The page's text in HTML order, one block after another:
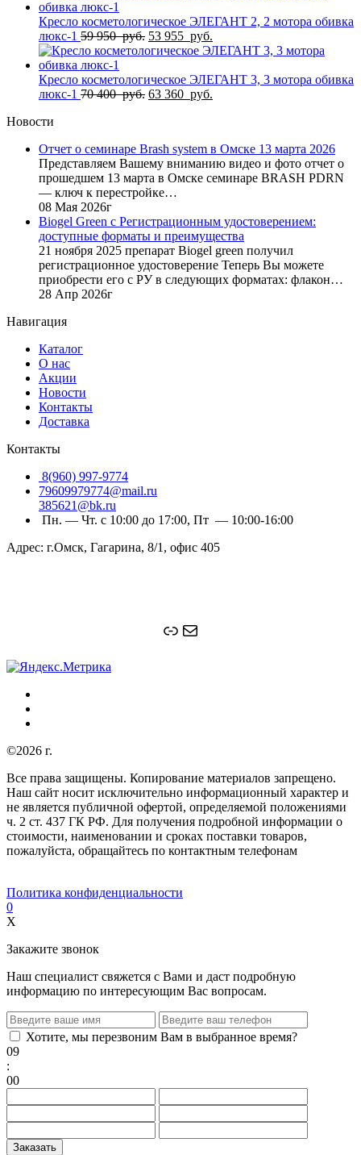
72
400
руб..
160
Кресло косметологическое ЭЛЕГАНТ 2, 2 мотора обивка
люкс-1 59 950руб. Первоначальная
цена
59
950
53 955 руб.
цена:
955
Кресло косметологическое ЭЛЕГАНТ 3, 3 мотора обивка
люкс-1 70 400руб. Первоначальная
400
руб..
63 360 руб.
руб..
Новости
Отчет о семинаре Brash system в Омске 13 марта 2026
Представляем Вашему вниманию видео и фото отчет о
прошедшем 13 марта в Омске семинаре BRASH PDRN
— ключ к перестройке…
08 Мая 2026г
Biogel Green с Регистрационным удостоверением:
доступные форматы и преимущества
21 ноября 2025 препарат Biogel green получил
регистрационное удостоверение Теперь Вы можете
приобрести его с РУ в следующих форматах: флакон…
28 Апр 2026г
Навигация
Каталог
О нас
Акции
Новости
Контакты
Доставка
Контакты
8(960) 997-9774
79609979774@mail.ru
385621@bk.ru
Пн. — Чт. с 10:00 до 17:00, Пт — 10:00-16:00
Адрес: г.Омск, Гагарина, 8/1, офис 405
Ссылка
Почта
©2026 г.
Все права защищены. Копирование материалов запрещено.
Наш сайт носит исключительно информационный характер и
не является публичной офертой, определяемой положениями
ч. 2 ст. 437 ГК РФ. Для получения подробной информации о
стоимости, наименовании и сроках поставки товаров,
пожалуйста, обращайтесь по контактным телефонам
Политика конфиденциальности
0
X
Закажите звонок
Наш специалист свяжется с Вами и даст подробную
информацию по интересующим Вас вопросам.
Хотите, мы перезвоним Вам в выбранное время?
09
:
00